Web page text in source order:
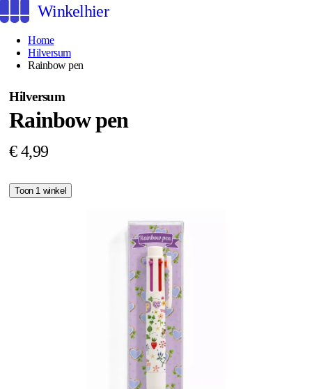
Winkelhier
Home
Hilversum
Rainbow pen
Hilversum
Rainbow pen
€ 4,99
Toon 1 winkel